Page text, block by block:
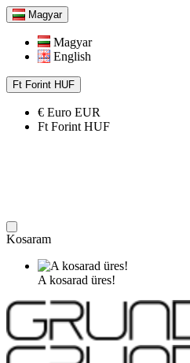
Magyar
Magyar
English
Ft Forint HUF
€ Euro EUR
Ft Forint HUF
Kosaram
A kosarad üres!